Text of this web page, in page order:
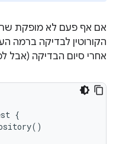
אם אף פעם לא מופקת
הקורוטין לבדיקה ברמה
אחרי סיום הבדיקה (אבל
{
()